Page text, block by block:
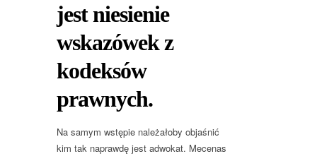
jest niesienie
wskazówek z
kodeksów
prawnych.
Na samym wstępie należałoby objaśnić
kim tak naprawdę jest adwokat. Mecenas